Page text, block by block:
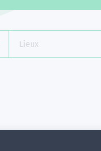
Lieux
à